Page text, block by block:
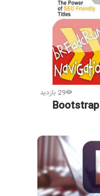
29 بازدید